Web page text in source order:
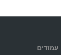
עמודים